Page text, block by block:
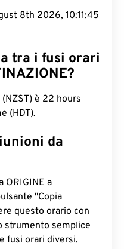
8th 2026, 10:11:45
tra i fusi orari
è 22 hours
(HDT).
da
ORIGINE a
"Copia
questo orario con
strumento semplice
fusi orari diversi.